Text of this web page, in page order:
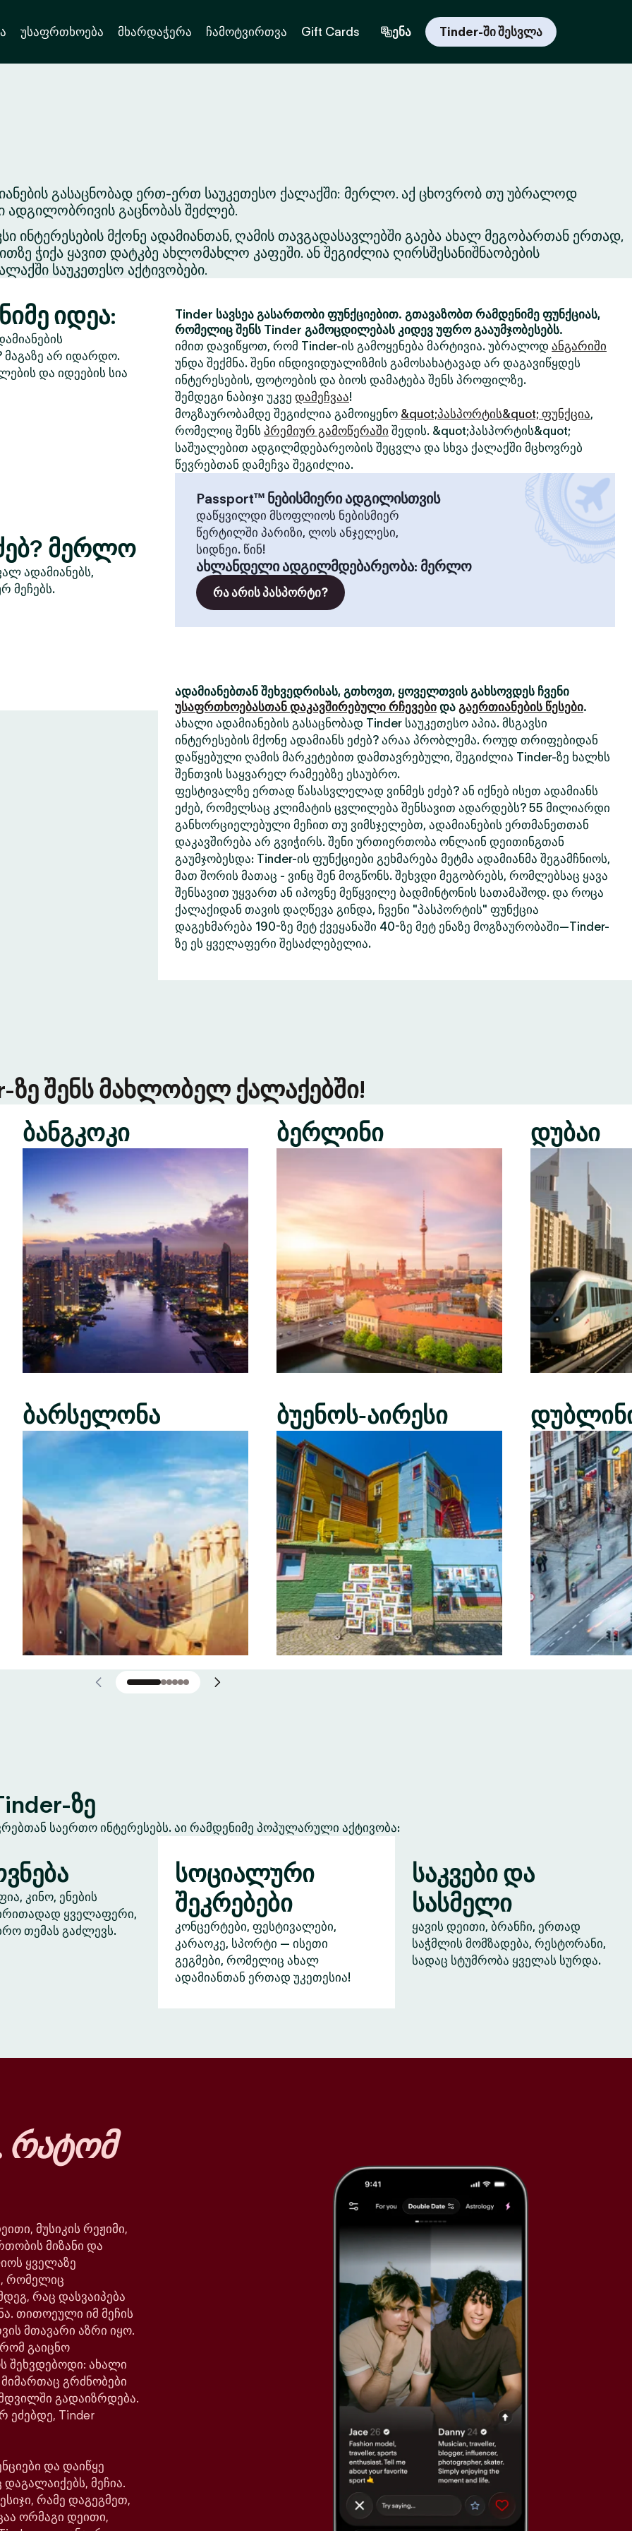
უსაფრთხოება მხარდაჭერა ჩამოტვირთვა Gift Cards ენა Tinder-ში შესვლა
გასაცნობად ერთ-ერთ საუკეთესო ქალაქში: მერლო. აქ ცხოვრობ თუ უბრალოდ
ადგილობრივის გაცნობას შეძლებ.
ინტერესების მქონე ადამიანთან, ღამის თავგადასავლებში გაება ახალ მეგობართან ერთად,
ჭიქა ყავით დატკბე ახლომახლო კაფეში. ან შეგიძლია ღირსშესანიშნაობების
საუკეთესო აქტივობები.
იდეა:
მაგაზე არ იდარდო.
და იდეების სია
მერლო
ადამიანებს,
მეჩებს.
Tinder სავსეა გასართობი ფუნქციებით. გთავაზობთ რამდენიმე ფუნქციას,
რომელიც შენს Tinder გამოცდილებას კიდევ უფრო გააუმჯობესებს.
იმით დავიწყოთ, რომ Tinder-ის გამოყენება მარტივია. უბრალოდ ანგარიში
უნდა შექმნა. შენი ინდივიდუალიზმის გამოსახატავად არ დაგავიწყდეს
ინტერესების, ფოტოების და ბიოს დამატება შენს პროფილზე.
შემდეგი ნაბიჯი უკვე დამეჩვაა!
მოგზაურობამდე შეგიძლია გამოიყენო &quot;პასპორტის&quot; ფუნქცია,
რომელიც შენს პრემიურ გამოწერაში შედის. &quot;პასპორტის&quot;
საშუალებით ადგილმდებარეობის შეცვლა და სხვა ქალაქში მცხოვრებ
წევრებთან დამეჩვა შეგიძლია.
Passport™ ნებისმიერი ადგილისთვის
დაწყვილდი მსოფლიოს ნებისმიერ
წერტილში პარიზი, ლოს ანჯელესი,
სიდნეი. წინ!
ახლანდელი ადგილმდებარეობა: მერლო
რა არის პასპორტი?
ადამიანებთან შეხვედრისას, გთხოვთ, ყოველთვის გახსოვდეს ჩვენი
უსაფრთხოებასთან დაკავშირებული რჩევები და გაერთიანების წესები.
ახალი ადამიანების გასაცნობად Tinder საუკეთესო აპია. მსგავსი
ინტერესების მქონე ადამიანს ეძებ? არაა პრობლემა. როუდ თრიფებიდან
დაწყებული ღამის მარკეტებით დამთავრებული, შეგიძლია Tinder-ზე ხალხს
შენთვის საყვარელ რამეებზე ესაუბრო.
ფესტივალზე ერთად წასასვლელად ვინმეს ეძებ? ან იქნებ ისეთ ადამიანს
ეძებ, რომელსაც კლიმატის ცვლილება შენსავით ადარდებს? 55 მილიარდი
განხორციელებული მეჩით თუ ვიმსჯელებთ, ადამიანების ერთმანეთთან
დაკავშირება არ გვიჭირს. შენი ურთიერთობა ონლაინ დეითინგთან
გაუმჯობესდა: Tinder-ის ფუნქციები გეხმარება მეტმა ადამიანმა შეგამჩნიოს,
მათ შორის მათაც - ვინც შენ მოგწონს. შეხვდი მეგობრებს, რომლებსაც ყავა
შენსავით უყვართ ან იპოვნე მეწყვილე ბადმინტონის სათამაშოდ. და როცა
ქალაქიდან თავის დაღწევა გინდა, ჩვენი "პასპორტის" ფუნქცია
დაგეხმარება 190-ზე მეტ ქვეყანაში 40-ზე მეტ ენაზე მოგზაურობაში—Tinder-
ზე ეს ყველაფერი შესაძლებელია.
ზე შენს მახლობელ ქალაქებში!
ბანგკოკი
ბარსელონა
ბერლინი
ბუენოს-აირესი
დუბაი
ზე
საერთო ინტერესებს. აი რამდენიმე პოპულარული აქტივობა:
კინო, ენების
ყველაფერი,
თემას გაძლევს.
სოციალური
შეკრებები
კონცერტები, ფესტივალები,
კარაოკე, სპორტი — ისეთი
გეგმები, რომელიც ახალ
ადამიანთან ერთად უკეთესია!
საკვები და
სასმელი
ყავის დეითი, ბრანჩი, ერთად
საჭმლის მომზადება, რესტორანი,
სადაც სტუმრობა ყველას სურდა.
რატომ
მუსიკის რეჟიმი,
მიზანი და
ყველაზე
რომელიც
რაც დასვაიპება
თითოეული იმ მეჩის
მთავარი აზრი იყო.
გაიცნო
შეხვდებოდი: ახალი
გრძნობები
გადაიზრდება.
ეძებდე, Tinder
და დაიწყე
მეჩია.
რამე დაგეგმეთ,
ორმაგი დეითი,